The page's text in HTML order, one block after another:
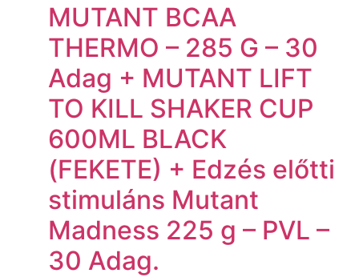
MUTANT BCAA
THERMO – 285 G – 30
Adag + MUTANT LIFT
TO KILL SHAKER CUP
600ML BLACK
(FEKETE) + Edzés előtti
stimuláns Mutant
Madness 225 g – PVL –
30 Adag.